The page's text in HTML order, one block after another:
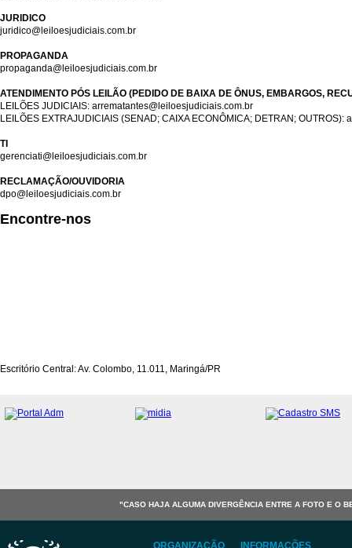
JURIDICO
juridico@leiloesjudiciais.com.br
PROPAGANDA
propaganda@leiloesjudiciais.com.br
ATENDIMENTO PÓS LEILÃO (PEDIDO DE BAIXA DE ÔNUS, EMBARGOS,
LEILÕES JUDICIAIS: arrematantes@leiloesjudiciais.com.br
LEILÕES EXTRAJUDICIAIS (SENAD; CAIXA ECONÔMICA; DETRAN;
TI
gerenciati@leiloesjudiciais.com.br
RECLAMAÇÃO/OUVIDORIA
dpo@leiloesjudiciais.com.br
Encontre-nos
Escritório Central: Av. Colombo, 11.011, Maringá/PR
"CASO HAJA ALGUMA DIVERGÊNCIA ENTRE A FOTO E O
ORGANIZAÇÃO INFORMAÇÕES